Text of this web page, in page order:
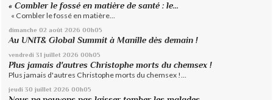
« Combler le fossé en matière de santé : le...
« Combler le fossé en matière...
dimanche 02 août 2026 00h05
Au UNIT& Global Summit à Manille dès demain !
vendredi 31 juillet 2026 00h05
Plus jamais d'autres Christophe morts du chemsex !
Plus jamais d'autres Christophe morts du chemsex !...
jeudi 30 juillet 2026 00h05